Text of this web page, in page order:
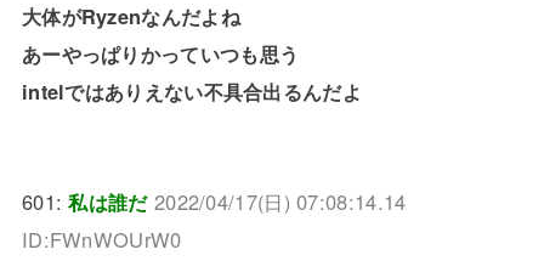
大体がRyzenなんだよね
あーやっぱりかっていつも思う
intelではありえない不具合出るんだよ
601:私は誰だ 2022/04/17(日) 07:08:14.14
ID:FWnWOUrW0